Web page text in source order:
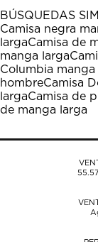
1
estrella
Esta
acción
abrirá
el
formulario
de
envío.
estrellas.
Esta
acción
abrirá
el
formulario
de
envío.
Esta
acción
abrirá
el
de
envío.
Esta
el
de
BÚSQUEDAS
Camisa negra
largaCamisa de
manga larga
Columbia manga
hombreCamisa
largaCamisa de
de manga larga